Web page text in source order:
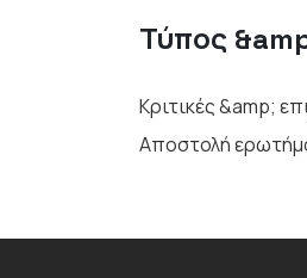
Τύπος
Κριτικές &amp;
Αποστολή